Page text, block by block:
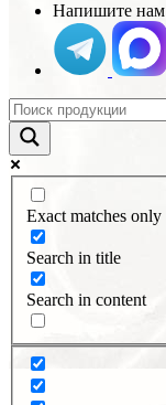
Напишите нам
Exact matches only
Search in title
Search in content